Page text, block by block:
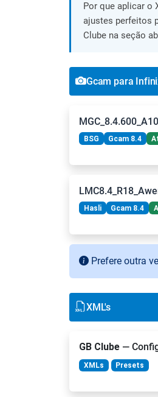
Por que aplicar o
ajustes perfeitos
Clube na seção
Gcam para
BSG Gcam 8.4
Hasli Gcam 8.4
Prefere outra
XML's
GB Clube —
XMLs Presets